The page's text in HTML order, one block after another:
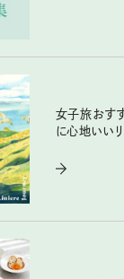
女子旅おす
に心地いい